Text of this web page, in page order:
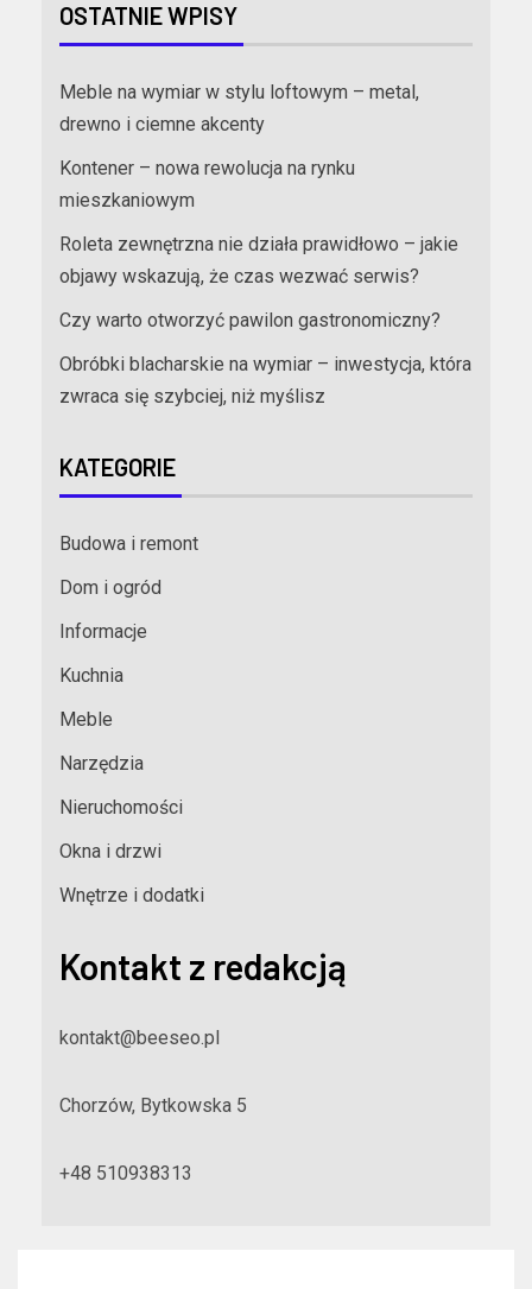
OSTATNIE WPISY
Meble na wymiar w stylu loftowym – metal,
drewno i ciemne akcenty
Kontener – nowa rewolucja na rynku
mieszkaniowym
Roleta zewnętrzna nie działa prawidłowo – jakie
objawy wskazują, że czas wezwać serwis?
Czy warto otworzyć pawilon gastronomiczny?
Obróbki blacharskie na wymiar – inwestycja, która
zwraca się szybciej, niż myślisz
KATEGORIE
Budowa i remont
Dom i ogród
Informacje
Kuchnia
Meble
Narzędzia
Nieruchomości
Okna i drzwi
Wnętrze i dodatki
Kontakt z redakcją
kontakt@beeseo.pl
Chorzów, Bytkowska 5
+48 510938313